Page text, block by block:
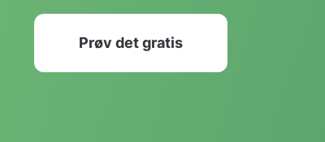
Prøv det gratis